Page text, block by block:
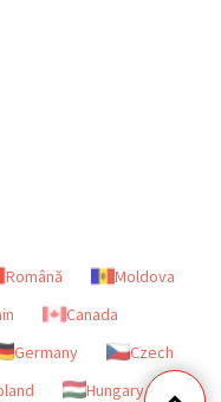
Română
Moldova
Canada
Germany
Czech
Hungary